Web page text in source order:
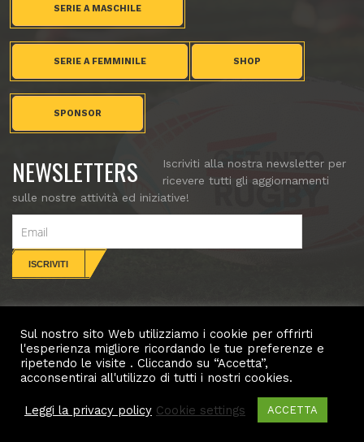
SERIE A MASCHILE
SERIE A FEMMINILE SHOP
SPONSOR
NEWSLETTERS
Iscriviti alla nostra newsletter per
ricevere tutti gli aggiornamenti
sulle nostre attività ed iniziative!
CONTATTI
Copyright (c) Villorba Rugby. All rights reserved.
Sul nostro sito Web utilizziamo i cookie per offrirti
l'esperienza migliore ricordando le tue preferenze e
ripetendo le visite . Cliccando su “Accetta”,
acconsentirai all'utilizzo di tutti i nostri cookies.
Leggi la privacy policy Cookie settings ACCETTA